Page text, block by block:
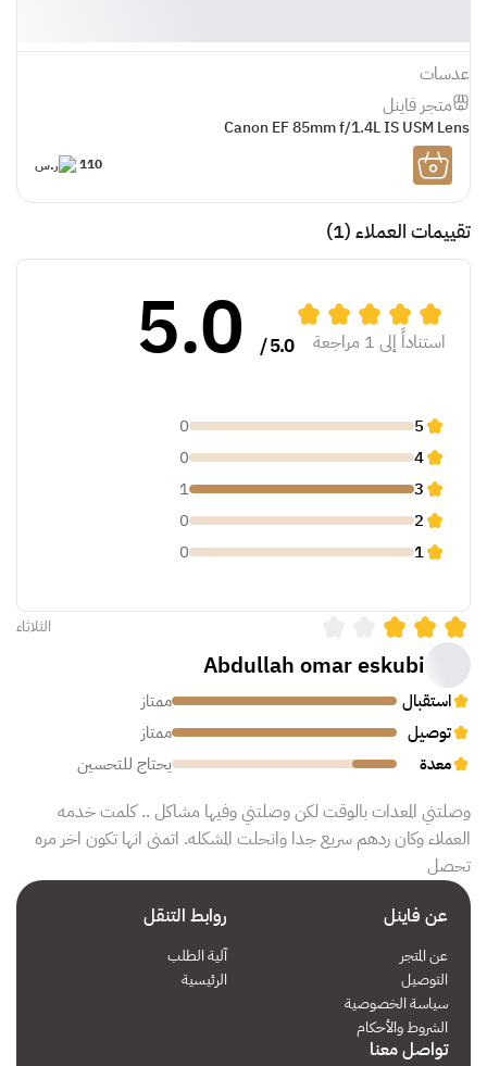
عدسات
متجر فاينل
Canon EF 85mm f/1.4L IS USM Lens
110
تقييمات العملاء(1)
الثلاثاء
Abdullah omar eskubi
استقبال
ممتاز
توصيل
ممتاز
معدة
يحتاج للتحسين
وصلتني المعدات بالوقت لكن وصلتني وفيها مشاكل .. كلمت خدمه
العملاء وكان ردهم سريع جدا وانحلت المشكله. اتمنى انها تكون اخر مره
تحصل
استناداً إلى 1 مراجعة 5.0 /
5.0
5
0
4
0
3
1
2
0
1
0
عن فاينل
عن المتجر
التوصيل
سياسة الخصوصية
الشروط والأحكام
روابط التنقل
آلية الطلب
الرئيسية
تواصل معنا